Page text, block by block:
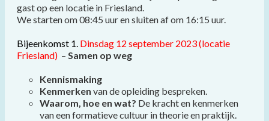
gast op een locatie in Friesland.
We starten om 08:45 uur en sluiten af om 16:15 uur.
Bijeenkomst 1. Dinsdag 12 september 2023 (locatie
Friesland) – Samen op weg
Kennismaking
Kenmerken van de opleiding bespreken.
Waarom, hoe en wat? De kracht en kenmerken
van een formatieve cultuur in theorie en praktijk.